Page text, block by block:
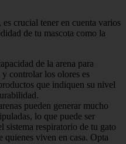
, es crucial tener en cuenta varios
de tu mascota como la
de la arena para
controlar los olores es
que indiquen su nivel
pueden generar mucho
lo que puede ser
sistema respiratorio de tu gato
quienes viven en casa. Opta